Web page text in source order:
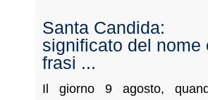
Santa Candida:
significato del nome
frasi ...
Il giorno 9 agosto,